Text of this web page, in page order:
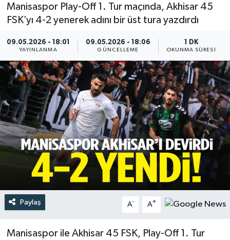
Manisaspor Play-Off 1. Tur maçında, Akhisar 45
FSK’yı 4-2 yenerek adını bir üst tura yazdırdı
09.05.2026 - 18:01
YAYINLANMA
09.05.2026 - 18:06
GÜNCELLEME
1 DK
OKUNMA SÜRESI
Paylaş A- A+
Manisaspor ile Akhisar 45 FSK, Play-Off 1. Tur
Gündem
Resmi İlan
Siyaset
Spor
Türkiye
Yaşam
Tüm Manşetler
Son Dakika Haberleri
Haber Arşivi